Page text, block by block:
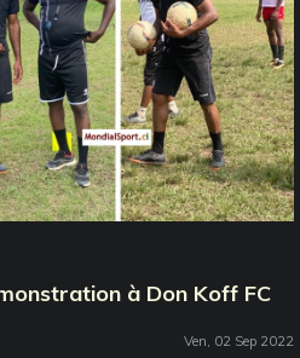
à Don Koff FC
Ven, 02 Sep 2022